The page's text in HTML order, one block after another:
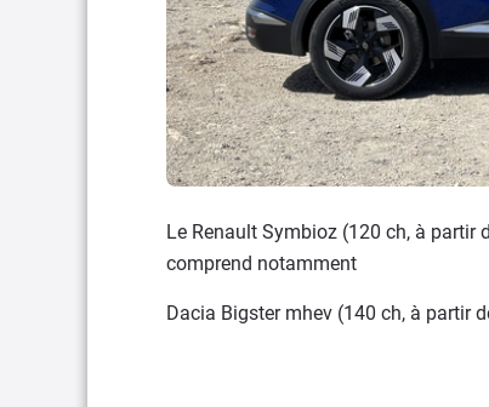
Le Renault Symbioz (120 ch, à partir
comprend notamment
Dacia Bigster mhev (140 ch, à partir